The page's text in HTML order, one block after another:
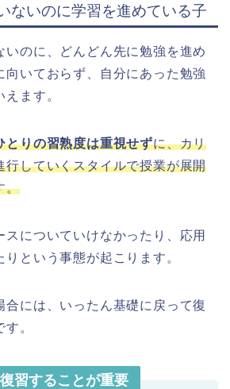
ないのに学習を進めている子
いのに、どんどん先に勉強を進め
向いておらず、自分にあった勉強
ます。
とりの習熟度は重視せずに、カリ
行していくスタイルで授業が展開
。
スについていけなかったり、応用
りという事態が起こり ます。
合には、いったん基礎に戻って復
。
習することが重要